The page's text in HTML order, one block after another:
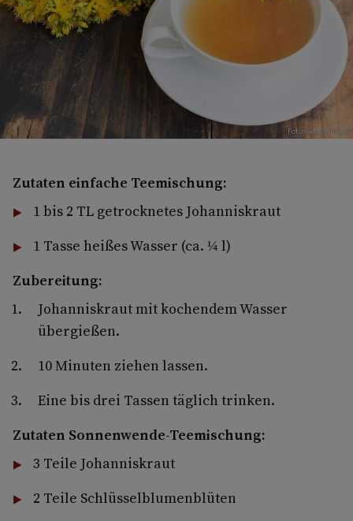
Foto: Getty Images
Zutaten einfache Teemischung:
1 bis 2 TL getrocknetes Johanniskraut
1 Tasse heißes Wasser (ca. ¼ l)
Zubereitung:
Johanniskraut mit kochendem Wasser
übergießen.
10 Minuten ziehen lassen.
Eine bis drei Tassen täglich trinken.
Zutaten Sonnenwende-Teemischung:
3 Teile Johanniskraut
2 Teile Schlüsselblumenblüten